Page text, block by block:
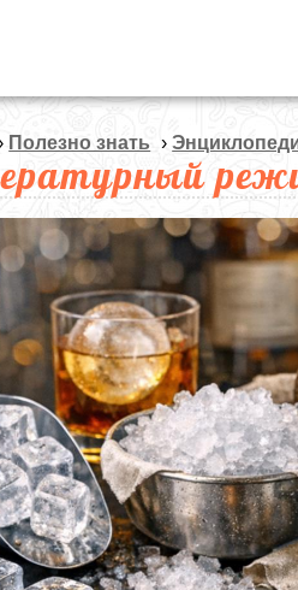
Полезно знать ›